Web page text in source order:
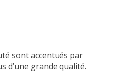
sont accentués par
d’une grande qualité.